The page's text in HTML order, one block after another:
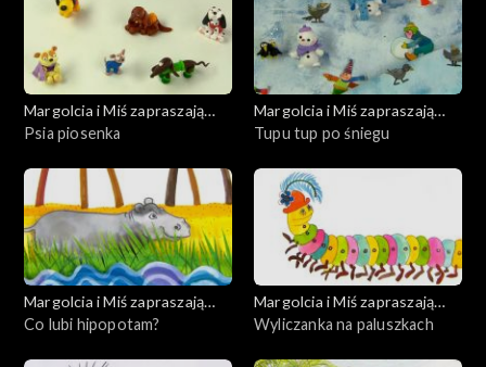
Margolcia i Miś zapraszają
dziś
Psia piosenka
Margolcia i Miś zapraszają
dziś
Tupu tup po śniegu
Margolcia i Miś zapraszają
dziś
Co lubi hipopotam?
Margolcia i Miś zapraszają
dziś
Wyliczanka na paluszkach